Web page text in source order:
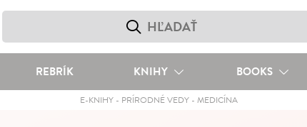
REBRÍK KNIHY BOOKS
E-KNIHY - PRÍRODNÉ VEDY -MEDICÍNA